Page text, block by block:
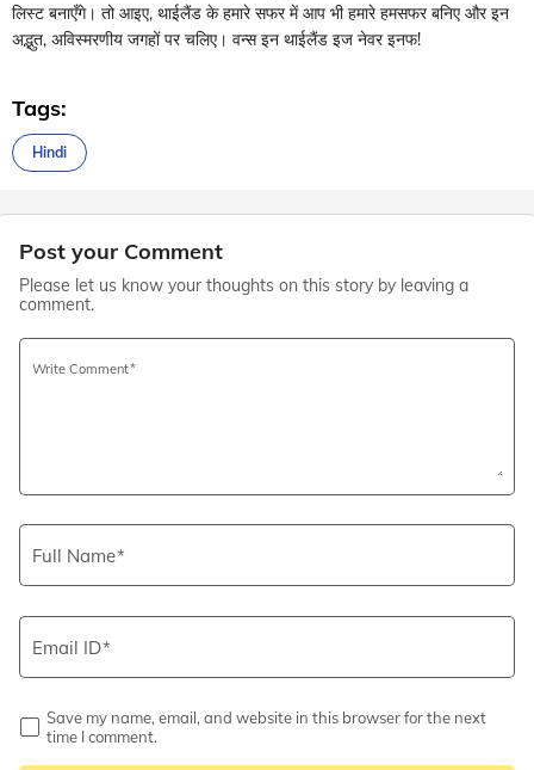
लिस्ट बनाएँगे। तो आइए, थाईलैंड के हमारे सफर में आप भी हमारे हमसफर बनिए और इन
अद्भुत, अविस्मरणीय जगहों पर चलिए। वन्स इन थाईलैंड इज नेवर इनफ!
Tags:
Hindi
Post your Comment
Please let us know your thoughts on this story by leaving a
comment.
Write Comment
Full Name
Email ID
Save my name, email, and website in this browser for the next
time I comment.